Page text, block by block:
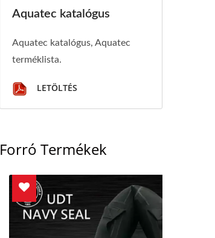
Aquatec katalógus
Aquatec katalógus, Aquatec
terméklista.
LETÖLTÉS
Forró Termékek